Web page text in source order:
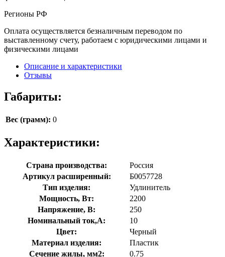
Регионы РФ
Оплата осуществляется безналичным переводом по
выставленному счету, работаем с юридическими лицами и
физическими лицами
Описание и характеристики
Отзывы
Габариты:
Вес (грамм): 0
Характеристики:
Страна производства:
Россия
Артикул расширенный:
Б0057728
Тип изделия:
Удлинитель
Мощность, Вт:
2200
Напряжение, В:
250
Номинальный ток,А:
10
Цвет:
Черный
Материал изделия:
Пластик
Сечение жилы, мм2:
0.75